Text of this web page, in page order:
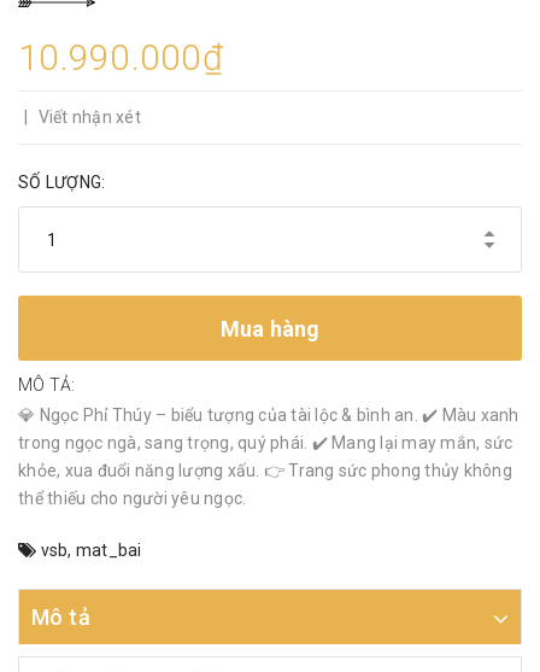
10.990.000₫
Viết nhận xét
SỐ LƯỢNG:
Mua hàng
MÔ TẢ:
💎 Ngọc Phỉ Thúy – biểu tượng của tài lộc & bình an. ✔️ Màu xanh
trong ngọc ngà, sang trọng, quý phái. ✔️ Mang lại may mắn, sức
khỏe, xua đuổi năng lượng xấu. 👉 Trang sức phong thủy không
thể thiếu cho người yêu ngọc.
vsb, mat_bai
Mô tả